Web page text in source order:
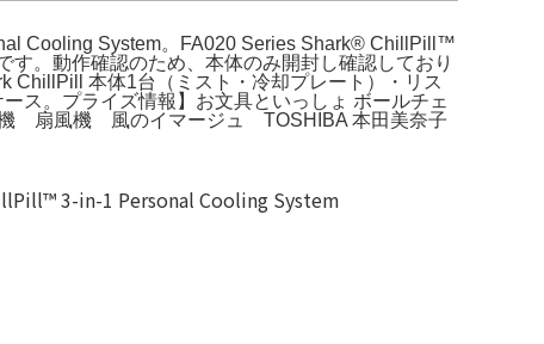
Cooling System。FA020 Series Shark® ChillPill™
。動作確認のため、本体のみ開封し確認しており
ChillPill 本体1台（ミスト・冷却プレート）・リス
ス。プライズ情報】お文具といっしょ ボールチェ
機 扇風機 風のイマージュ TOSHIBA 本田美奈子